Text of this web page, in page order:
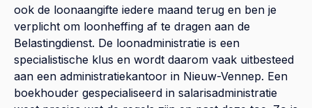
ook de loonaangifte iedere maand terug en ben je
verplicht om loonheffing af te dragen aan de
Belastingdienst. De loonadministratie is een
specialistische klus en wordt daarom vaak uitbesteed
aan een administratiekantoor in Nieuw-Vennep. Een
boekhouder gespecialiseerd in salarisadministratie